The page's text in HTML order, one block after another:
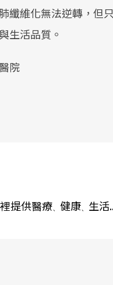
纖維化無法逆轉，但
生活品質。
院
提供醫療 健康 生活